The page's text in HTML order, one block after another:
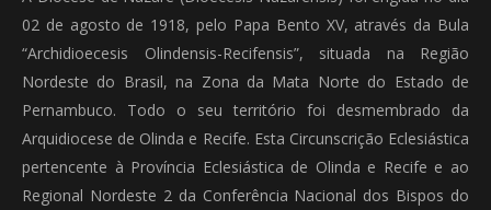
02 de agosto de 1918, pelo Papa Bento XV, através da Bula
“Archidioecesis Olindensis-Recifensis”, situada na Região
Nordeste do Brasil, na Zona da Mata Norte do Estado de
Pernambuco. Todo o seu território foi desmembrado da
Arquidiocese de Olinda e Recife. Esta Circunscrição Eclesiástica
pertencente à Província Eclesiástica de Olinda e Recife e ao
Regional Nordeste 2 da Conferência Nacional dos Bispos do